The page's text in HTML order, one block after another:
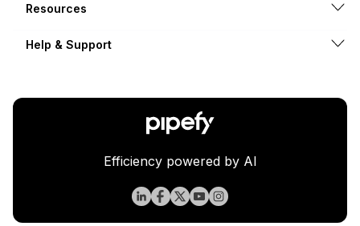
Resources
Help & Support
Efficiency powered by AI